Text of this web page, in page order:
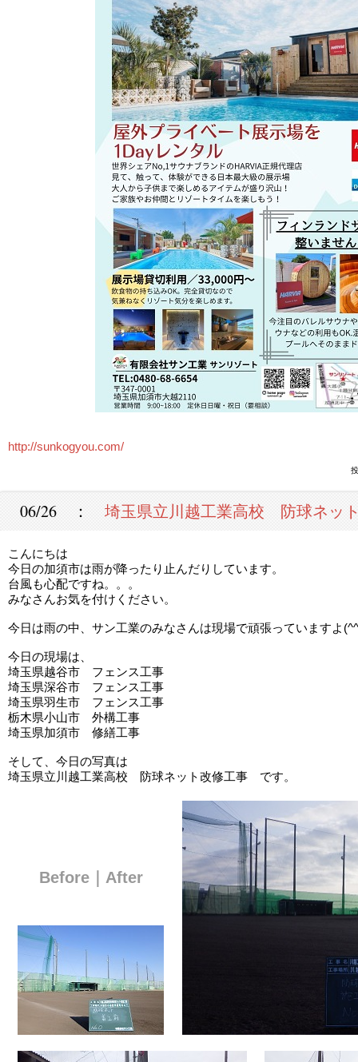
http://sunkogyou.com/
06/26 ： 埼玉県立川越工業高校 防球ネッ
こんにちは
今日の加須市は雨が降ったり止んだりしています。
台風も心配ですね。。。
みなさんお気を付けください。
今日は雨の中、サン工業のみなさんは現場で頑張っていますよ
今日の現場は、
埼玉県越谷市 フェンス工事
埼玉県深谷市 フェンス工事
埼玉県羽生市 フェンス工事
栃木県小山市 外構工事
埼玉県加須市 修繕工事
そして、今日の写真は
埼玉県立川越工業高校 防球ネット改修工事 です。
Before｜After